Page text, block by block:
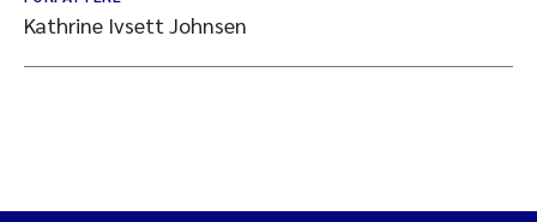
Kathrine Ivsett Johnsen